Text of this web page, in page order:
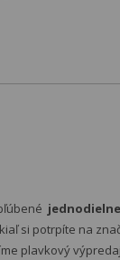
si potrpíte na
plavkový